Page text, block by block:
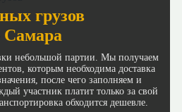
грузов
Самара
небольшой партии. Мы получаем
которым необходима доставка
после чего заполняем и
участник платит только за свой
обходится дешевле.